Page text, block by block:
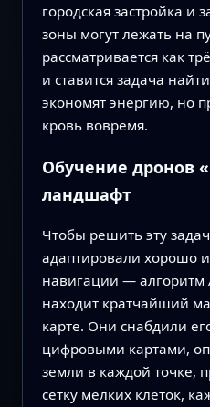
городская застройка и
зоны могут лежать на
рассматривается как
и ставится задача
экономят энергию, но
кровь вовремя.
Обучение дронов
ландшафт
Чтобы решить эту
адаптировали хорошо
навигации —
находит кратчайший
карте. Они снабдили
цифровыми картами,
земли в каждой точке,
сетку мелких клеток,